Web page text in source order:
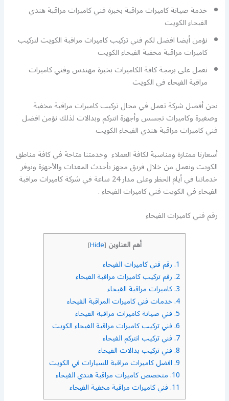
خدمة صيانة كاميرات مراقبة بخبرة فني كاميرات مراقبة هندي
الفيحاء الكويت
نؤمن أيضا افضل لكم فني تركيب كاميرات مراقبة الكويت لتركيب
كاميرات مراقبة مخفية الفيحاء الكويت
نعمل على برمجة كافة الكاميرات بخبرة مهندس وفني كاميرات
مراقبة الفيحاء في الكويت
نحن أفضل شركة تعمل في مجال تركيب كاميرات مراقبة مخفية
وصغيرة وكاميرات تجسس وأجهزة انتركم وبدالات لذلك نؤمن افضل
فني كاميرات مراقبة هندي الفيحاء الكويت
أسعارنا ممتازة ومناسبة لكافة العملاء وخدمتنا متاحة في كافة مناطق
الكويت ونعمل من خلال فريق مجهز بأحدث المعدات والأجهزة ونوفر
خدماتنا في أيام الحظر وعلى مدار 24 ساعة في شركة كاميرات مراقبة
الفيحاء في الكويت فني كاميرات الفيحاء .
رقم فني كاميرات الفيحاء
أهم العناوين [
Hide
]
1. رقم فني كاميرات الفيحاء
2. رقم تركيب كاميرات مراقبة الفيحاء
3. كاميرات مراقبة الفيحاء
4. خدمات فني كاميرات المراقبة الفيحاء
5. فني صيانة كاميرات مراقبة الفيحاء
6. فني تركيب كاميرات مراقبة الفيحاء الكويت
7. فني تركيب انتركم الفيحاء
8. فني تركيب بدالات الفيحاء
9. افضل كاميرات مراقبة للسيارات في الكويت
10. متخصص كاميرات مراقبة هندي الفيحاء
11. فني كاميرات مراقبة مخفية الفيحاء